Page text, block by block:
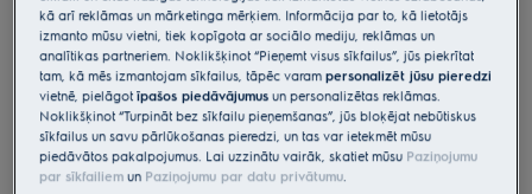
Performance Vacuum Cleaner Bags;
Mega pack with 12 dusrbags
5 (1)
Priekšrocības
Ilgs mūžs
Par 60% vairāk sūkšanas jaudas
Augsta filtrācijas pakāpe
kā arī reklāmas un mārketinga mērķiem. Informācija par to, kā lietotājs
izmanto mūsu vietni, tiek kopīgota ar sociālo mediju, reklāmas un
analītikas partneriem. Noklikšķinot “Pieņemt visus sīkfailus”, jūs piekrītat
tam, kā mēs izmantojam sīkfailus, tāpēc varampersonalizēt jūsu pieredzi
vietnē, pielāgotīpašos piedāvājumus un personalizētas reklāmas.
Noklikšķinot “Turpināt bez sīkfailu pieņemšanas”, jūs bloķējat nebūtiskus
sīkfailus un savu pārlūkošanas pieredzi, un tas var ietekmēt mūsu
piedāvātos pakalpojumus. Lai uzzinātu vairāk, skatiet mūsu Paziņojumu
par sīkfailiem un Paziņojumu par datu privātumu.